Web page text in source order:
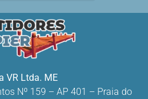
VR Ltda. ME
Nº 159 – AP 401 – Praia do